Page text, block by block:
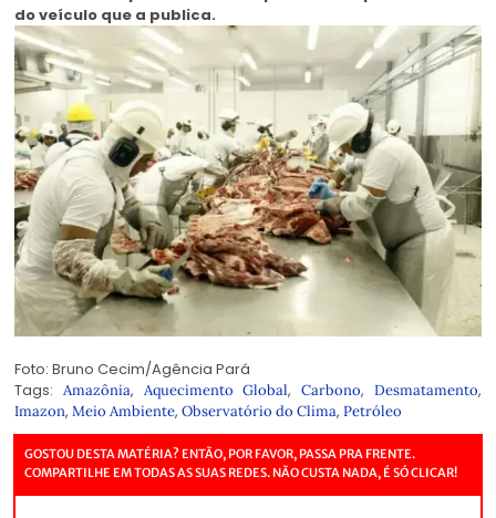
do veículo que a publica.
Foto: Bruno Cecim/Agência Pará
Tags: Amazônia, Aquecimento Global,Carbono,Desmatamento,
Imazon, Meio Ambiente, Observatório do Clima, Petróleo
GOSTOU DESTA MATÉRIA? ENTÃO, POR FAVOR, PASSA PRA FRENTE.
COMPARTILHE EM TODAS AS SUAS REDES. NÃO CUSTA NADA, É SÓ CLICAR!